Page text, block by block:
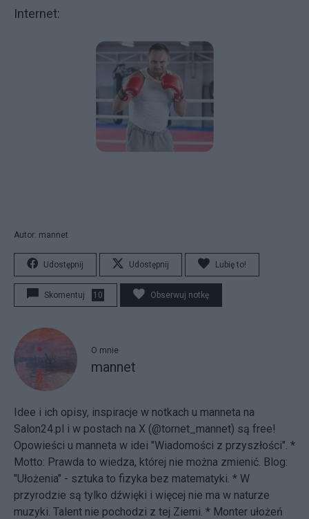
Internet:
Autor: mannet
Udostępnij Udostępnij Lubię to!
Skomentuj 10 Obserwuj notkę
O mnie
mannet
Idee i ich opisy, inspiracje w notkach u manneta na
Salon24.pl i w postach na X (@tornet_mannet) są free!
Opowieści u manneta w idei "Wiadomości z przyszłości". *
Motto: Prawda to wiedza, której nie można zmienić. Blog:
"Ułożenia" - sztuka to fizyka bez matematyki. * W
przyrodzie są tylko dźwięki i więcej nie ma w naturze
muzyki. Talent nie pochodzi z tej Ziemi. * Monter ułożeń